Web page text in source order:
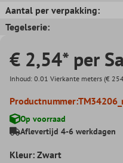
Aantal per verpakking:
Tegelserie:
€ 2,54* per
Inhoud: 0.01 Vierkante meters (€
Productnummer:
Op voorraad
Aflevertijd 4-6 werkdagen
Kleur: Zwart